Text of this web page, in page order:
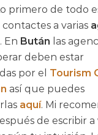
primero de todo
a varias
. En Bután las
deben estar
por el Tourism
así que puedes
aquí. Mi
de escribir a